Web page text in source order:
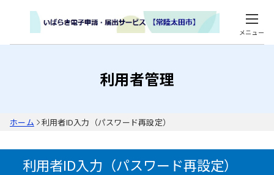
メニュー
利用者管理
ホーム 利用者ID入力（パスワード再設定）
利用者ID入力（パスワード再設定）